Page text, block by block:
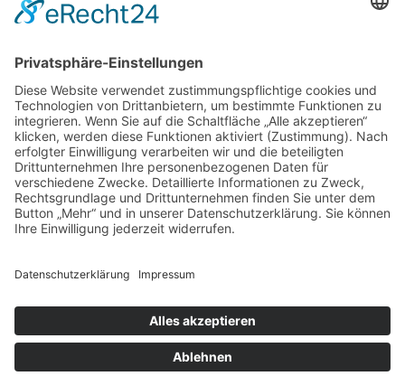
öffentlichen Nahverkehr oder durch die
Kontakt Impressum Datenschutz
Walter Fenster + Türen
Theodor-Haubach-Str. 11
34132 Kassel
info@walter-fenster.de